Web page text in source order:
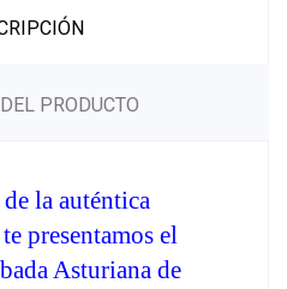
PRODUCTO
la auténtica
presentamos el
Asturiana de